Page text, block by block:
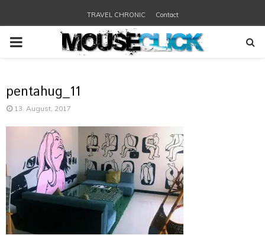
TRAVEL CHRONIC Contact
PRIMARY
pentahug_11
13. August, 2017